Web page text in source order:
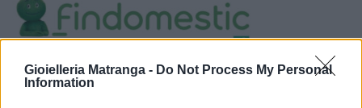
Gioielleria Matranga - Do Not Process My Personal
Information
Visualizza proposte di finanziamento